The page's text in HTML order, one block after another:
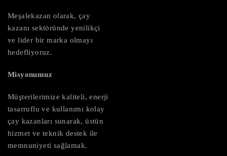
Meşalekazan olarak, çay
kazanı sektöründe yenilikçi
ve lider bir marka olmayı
hedefliyoruz.
Misyonumuz
Müşterilerimize kaliteli, enerji
tasarruflu ve kullanımı kolay
çay kazanları sunarak, üstün
hizmet ve teknik destek ile
memnuniyeti sağlamak.